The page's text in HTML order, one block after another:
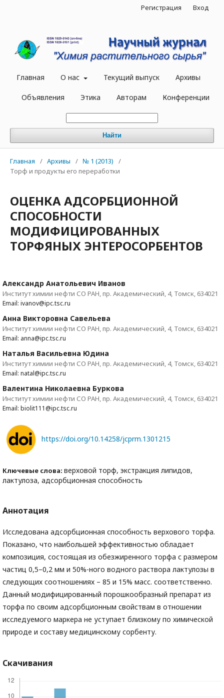
Главная О нас Текущий выпуск Архивы
Объявления Этика Авторам Конференции
Найти
Регистрация Вход
Главная / Архивы / № 1 (2013)
/
Торф и продукты его переработки
ОЦЕНКА АДСОРБЦИОННОЙ
СПОСОБНОСТИ
МОДИФИЦИРОВАННЫХ
ТОРФЯНЫХ ЭНТЕРОСОРБЕНТОВ
Александр Анатольевич Иванов
Институт химии нефти СО РАН, пр. Академический, 4, Томск, 634021
Email: ivanov@ipc.tsc.ru
Анна Викторовна Савельева
Институт химии нефти СО РАН, пр. Академический, 4, Томск, 634021
Email: anna@ipc.tsc.ru
Наталья Васильевна Юдина
Институт химии нефти СО РАН, пр. Академический, 4, Томск, 634021
Email: natal@ipc.tsc.ru
Валентина Николаевна Буркова
Институт химии нефти СО РАН, пр. Академический, 4, Томск, 634021
Email: biolit111@ipc.tsc.ru
https://doi.org/10.14258/jcprm.1301215
Ключевые слова: верховой торф, экстракция липидов,
лактулоза, адсорбционная способность
Аннотация
Исследована адсорбционная способность верхового торфа.
Показано, что наибольшей эффективностью обладает
композиция, состоящая из обезжиренного торфа с размером
частиц 0,5–0,2 мм и 50%-ного водного раствора лактулозы в
следующих соотношениях – 85 и 15% масс. соответственно.
Данный модифицированный порошкообразный препарат из
торфа по своим адсорбционным свойствам в отношении
исследуемого маркера не уступает близкому по химической
природе и составу медицинскому сорбенту.
Скачивания